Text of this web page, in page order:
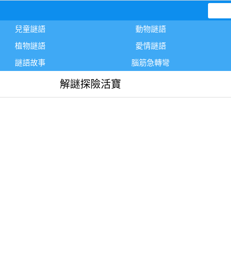
兒童謎語 動物謎語
植物謎語 愛情謎語
謎語故事 腦筋急轉彎
解謎探險活寶